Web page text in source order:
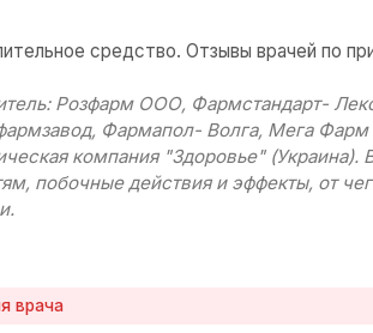
средство. Отзывы врачей по
Розфарм ООО, Фармстандарт-
Фармапол- Волга, Мега Фарм
компания "Здоровье" (Украина).
побочные действия и эффекты, от
врача